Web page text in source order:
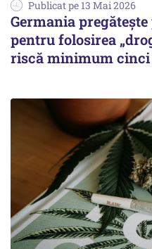
Publicat pe 13 Mai 2026
Germania
pentru folosirea
riscă minimum cinci